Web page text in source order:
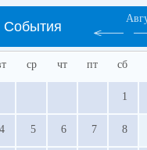
События
ср чт пт сб
1
4 5 6 7 8